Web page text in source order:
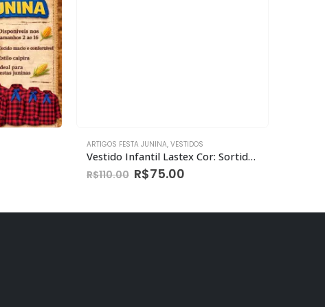
ARTIGOS FESTA JUNINA, VESTIDOS
Vestido Infantil Lastex Cor: Sortidos
R$110.00 R$75.00